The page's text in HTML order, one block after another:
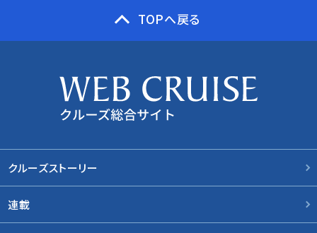
TOPへ戻る
クルーズストーリー
連載